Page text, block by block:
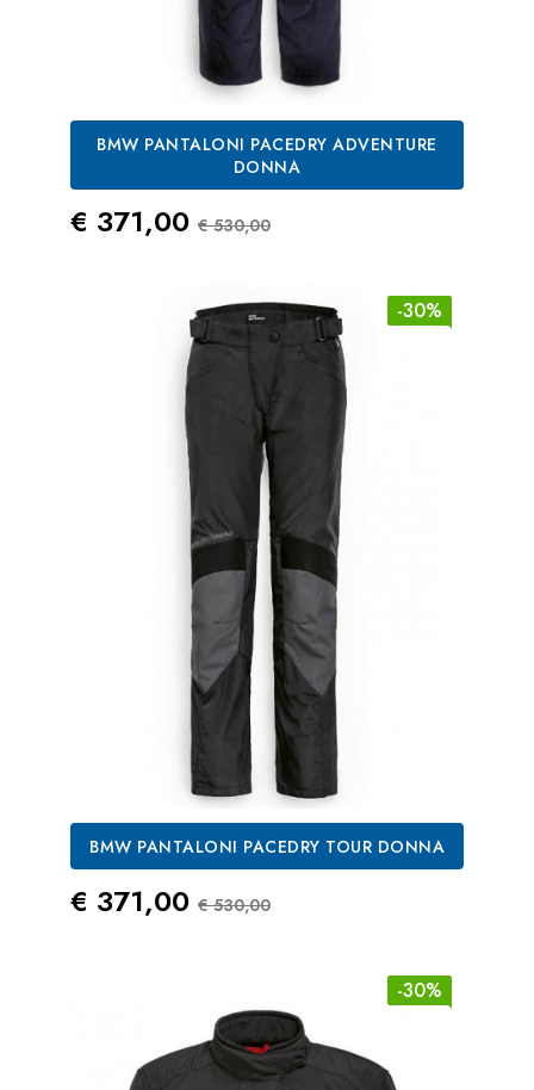
BMW PANTALONI PACEDRY ADVENTURE
DONNA
Prezzo
€ 371,00 Prezzo Standard
€ 530,00
-30%
BMW PANTALONI PACEDRY TOUR DONNA
Prezzo
€ 371,00 Prezzo Standard
€ 530,00
-30%